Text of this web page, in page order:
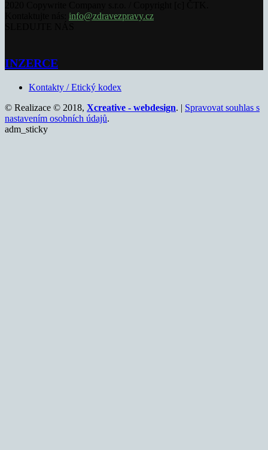
info@zdravezpravy.cz
INZERCE
Kontakty / Etický kodex
© Realizace © 2018, Xcreative - webdesign. | Spravovat souhlas s
nastavením osobních údajů.
adm_sticky